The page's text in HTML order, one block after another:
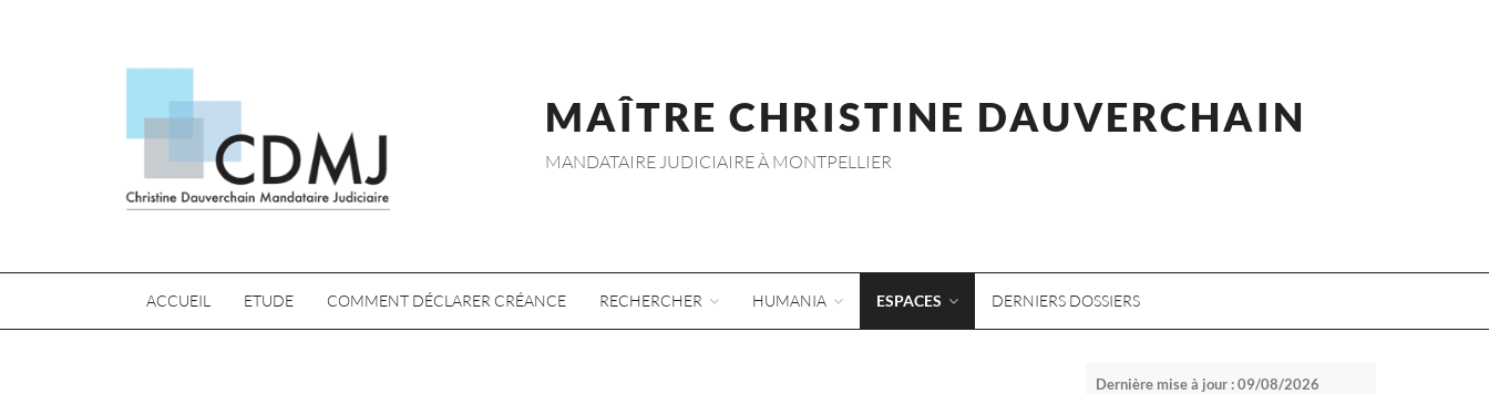
MAÎTRE CHRISTINE DAUVERCHAIN
MANDATAIRE JUDICIAIRE À MONTPELLIER
ACCUEIL ETUDE COMMENT DÉCLARER CRÉANCE RECHERCHER HUMANIA ESPACES DERNIERS DOSSIERS
Dernière mise à jour : 09/08/2026